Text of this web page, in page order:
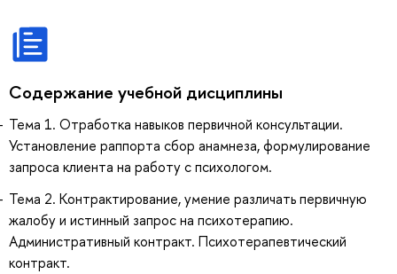
Содержание учебной дисциплины
Тема 1. Отработка навыков первичной консультации.
Установление раппорта сбор анамнеза, формулирование
запроса клиента на работу с психологом.
Тема 2. Контрактирование, умение различать первичную
жалобу и истинный запрос на психотерапию.
Административный контракт. Психотерапевтический
контракт.